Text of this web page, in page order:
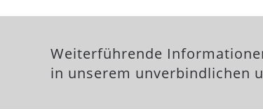
Weiterführende
in unserem unverbindlichen